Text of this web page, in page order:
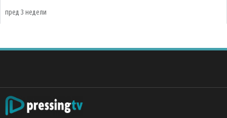
пред 3 недели